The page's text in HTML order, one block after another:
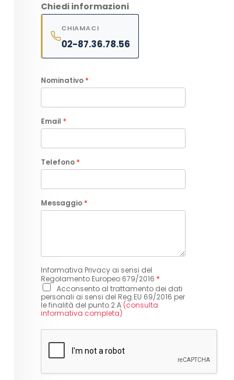
Chiedi informazioni
CHIAMACI
02-87.36.78.56
Nominativo *
Email *
Telefono *
Messaggio *
Informativa Privacy ai sensi del
Regolamento Europeo 679/2016 *
Acconsento al trattamento dei dati
personali ai sensi del Reg.EU 69/2016 per
le finalità del punto 2.A (consulta
informativa completa)